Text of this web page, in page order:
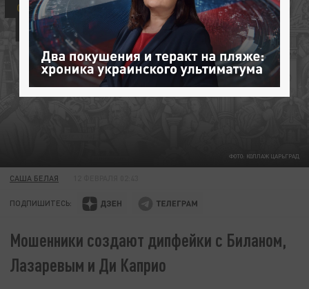
ФОТО: КОЛЛАЖ ЦАРЬГРАД
ОБЩЕСТВО
САША БЕЛАЯ
ПОДПИШИТЕСЬ:
Мошенники создают дипфейки с Биланом,
Лазаревым и Ди Каприо